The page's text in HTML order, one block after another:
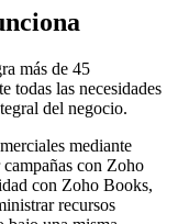
más de 45
todas las necesidades
del negocio.
mediante
con Zoho
con Zoho Books,
recursos